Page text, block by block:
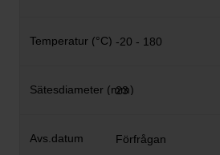
-20 - 180
23
Förfrågan